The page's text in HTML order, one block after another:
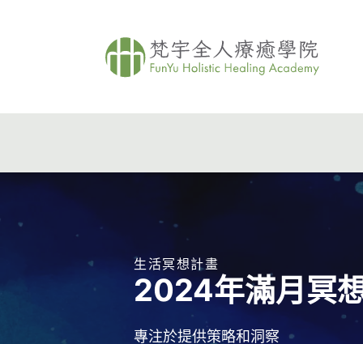
2024年滿月冥
生活冥想計畫
專注於提供策略和洞察